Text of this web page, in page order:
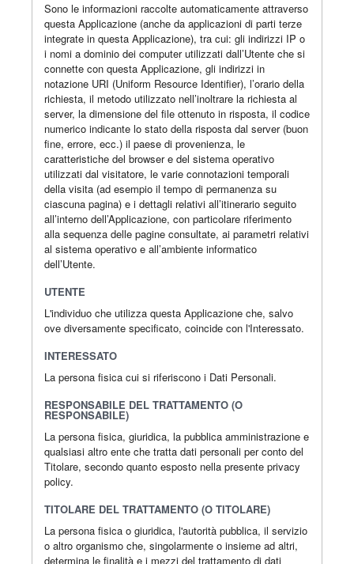
Sono le informazioni raccolte automaticamente attraverso
questa Applicazione (anche da applicazioni di parti terze
integrate in questa Applicazione), tra cui: gli indirizzi IP o
i nomi a dominio dei computer utilizzati dall’Utente che si
connette con questa Applicazione, gli indirizzi in
notazione URI (Uniform Resource Identifier), l’orario della
richiesta, il metodo utilizzato nell’inoltrare la richiesta al
server, la dimensione del file ottenuto in risposta, il codice
numerico indicante lo stato della risposta dal server (buon
fine, errore, ecc.) il paese di provenienza, le
caratteristiche del browser e del sistema operativo
utilizzati dal visitatore, le varie connotazioni temporali
della visita (ad esempio il tempo di permanenza su
ciascuna pagina) e i dettagli relativi all’itinerario seguito
all’interno dell’Applicazione, con particolare riferimento
alla sequenza delle pagine consultate, ai parametri relativi
al sistema operativo e all’ambiente informatico
dell’Utente.
UTENTE
L'individuo che utilizza questa Applicazione che, salvo
ove diversamente specificato, coincide con l'Interessato.
INTERESSATO
La persona fisica cui si riferiscono i Dati Personali.
RESPONSABILE DEL TRATTAMENTO (O
RESPONSABILE)
La persona fisica, giuridica, la pubblica amministrazione e
qualsiasi altro ente che tratta dati personali per conto del
Titolare, secondo quanto esposto nella presente privacy
policy.
TITOLARE DEL TRATTAMENTO (O TITOLARE)
La persona fisica o giuridica, l'autorità pubblica, il servizio
o altro organismo che, singolarmente o insieme ad altri,
determina le finalità e i mezzi del trattamento di dati